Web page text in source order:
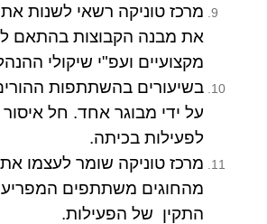
מרכז טוניקה רשאי לשנות
את מבנה הקבוצות בהתאם
מקצועיים ועפ"י שיקולי
בשיעורים בהשתתפות
על ידי מבוגר אחד. חל
לפעילות בכיתה.
מרכז טוניקה שומר לעצמו
מהחוגים משתתפים
התקין של הפעילות.